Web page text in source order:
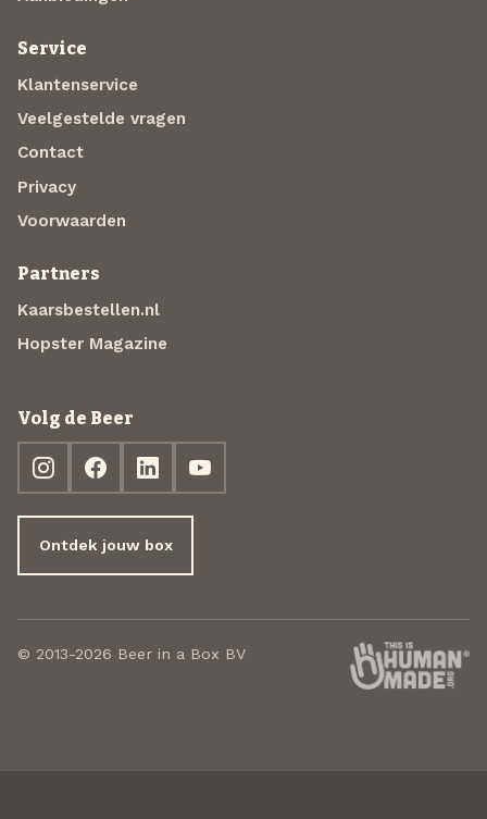
Service
Klantenservice
Veelgestelde vragen
Contact
Privacy
Voorwaarden
Partners
Kaarsbestellen.nl
Hopster Magazine
Volg de Beer
Ontdek jouw box
© 2013-2026 Beer in a Box BV